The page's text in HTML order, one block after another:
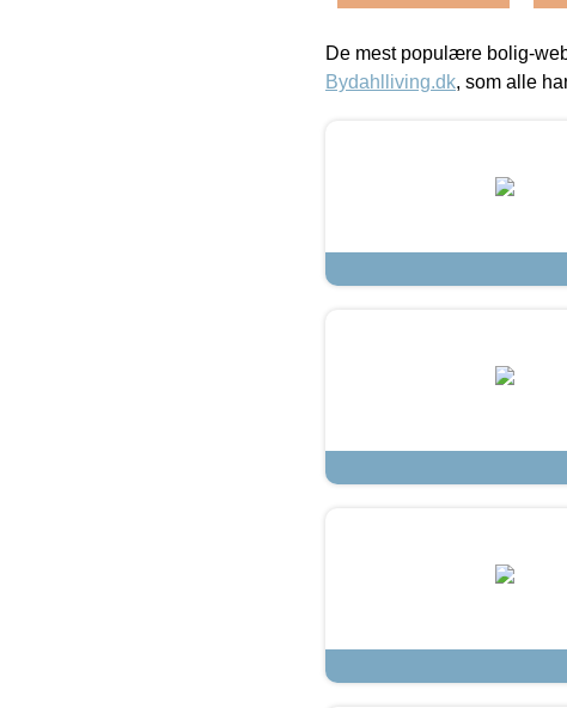
De mest populære bolig-
Bydahlliving.dk, som alle